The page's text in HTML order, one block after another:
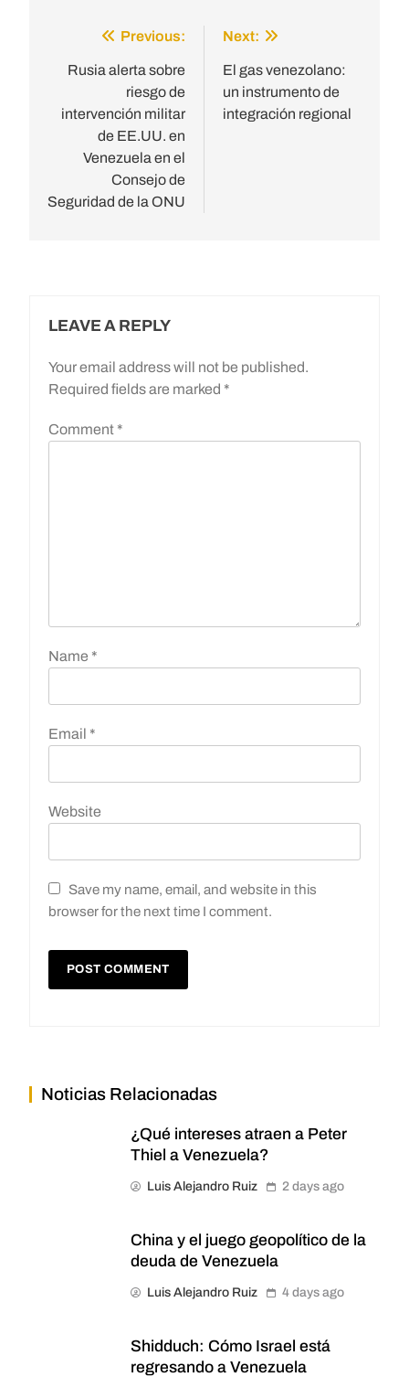
navigation
Previous:
Rusia alerta sobre
riesgo de
intervención militar
de EE.UU. en
Venezuela en el
Consejo de
Seguridad de la ONU
Next:
El gas venezolano:
un instrumento de
integración regional
LEAVE A REPLY
Your email address will not be published.
Required fields are marked *
Comment *
Name *
Email *
Website
Save my name, email, and website in this
browser for the next time I comment.
Noticias Relacionadas
¿Qué intereses atraen a Peter
Thiel a Venezuela?
Luis Alejandro Ruiz 2 days ago
China y el juego geopolítico de la
deuda de Venezuela
Luis Alejandro Ruiz 4 days ago
Shidduch: Cómo Israel está
regresando a Venezuela